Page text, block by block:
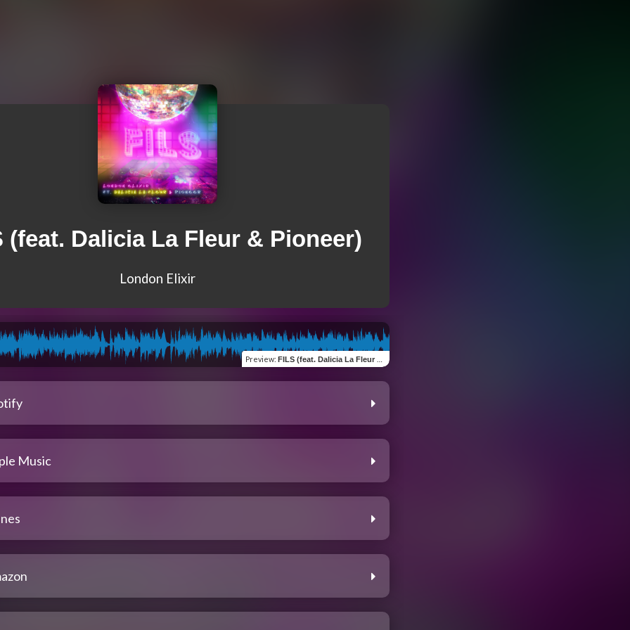
(feat. Dalicia La Fleur & Pioneer)
London Elixir
Preview: FILS (feat. Dalicia La Fleur & Pioneer)
Music